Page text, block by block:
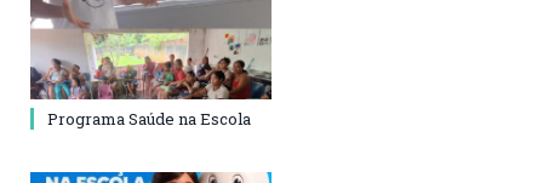
Programa Saúde na Escola